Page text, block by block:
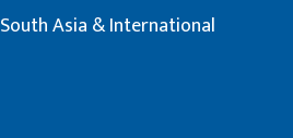
South Asia & International